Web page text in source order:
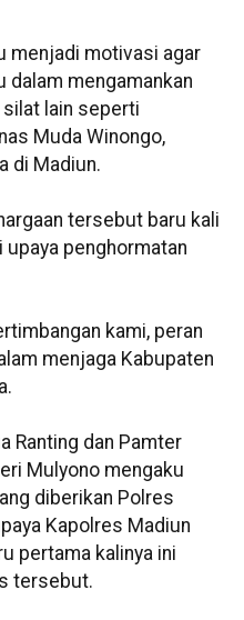
menjadi motivasi agar
mengamankan
lain seperti
Muda Winongo,
di Madiun.
tersebut baru kali
penghormatan
kami, peran
menjaga Kabupaten
Ranting dan Pamter
Mulyono mengaku
diberikan Polres
Kapolres Madiun
pertama kalinya ini
tersebut.